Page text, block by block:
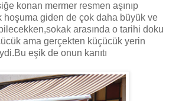
konan mermer resmen aşınıp
hoşuma giden de çok daha büyük ve
arasında o tarihi doku
ama gerçekten küçücük yerin
eşik de onun kanıtı